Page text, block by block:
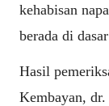
kehabisan
berada di
Hasil
Kembayan,